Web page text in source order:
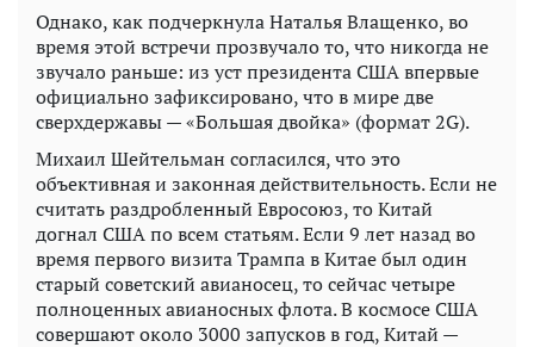
Однако, как подчеркнула Наталья Влащенко, во
время этой встречи прозвучало то, что никогда не
звучало раньше: из уст президента США впервые
официально зафиксировано, что в мире две
сверхдержавы — «Большая двойка» (формат 2G).
Михаил Шейтельман согласился, что это
объективная и законная действительность. Если не
считать раздробленный Евросоюз, то Китай
догнал США по всем статьям. Если 9 лет назад во
время первого визита Трампа в Китае был один
старый советский авианосец, то сейчас четыре
полноценных авианосных флота. В космосе США
совершают около 3000 запусков в год, Китай —